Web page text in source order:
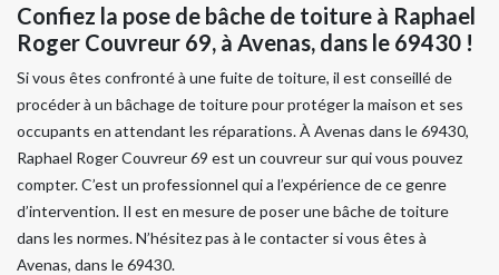
Confiez la pose de bâche de toiture à Raphael
Roger Couvreur 69, à Avenas, dans le 69430 !
Si vous êtes confronté à une fuite de toiture, il est conseillé de
procéder à un bâchage de toiture pour protéger la maison et ses
occupants en attendant les réparations. À Avenas dans le 69430,
Raphael Roger Couvreur 69 est un couvreur sur qui vous pouvez
compter. C’est un professionnel qui a l’expérience de ce genre
d’intervention. Il est en mesure de poser une bâche de toiture
dans les normes. N’hésitez pas à le contacter si vous êtes à
Avenas, dans le 69430.